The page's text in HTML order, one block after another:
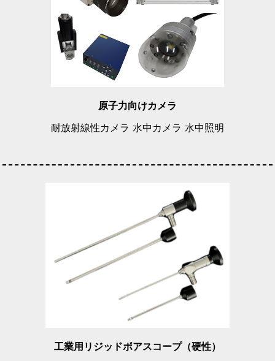
原子力向けカメラ
耐放射線性カメラ 水中カメラ 水中照明
工業用リジッドボアスコープ（硬性）